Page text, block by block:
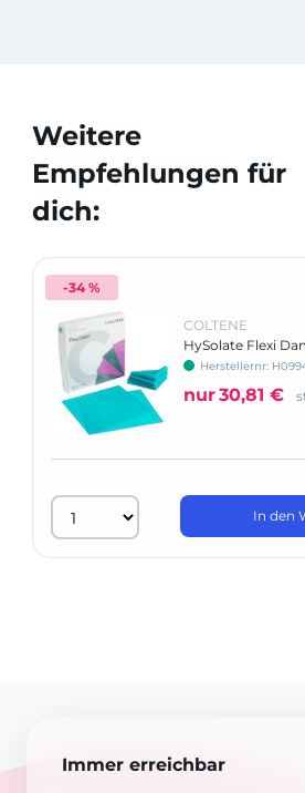
Weitere
Empfehlungen für
dich:
-34 %
COLTENE
HySolate Flexi
152 x 152 mm
Herstellernr:
nur30,81 €
In den
Immer erreichbar